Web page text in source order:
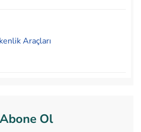
Araçları
Ol